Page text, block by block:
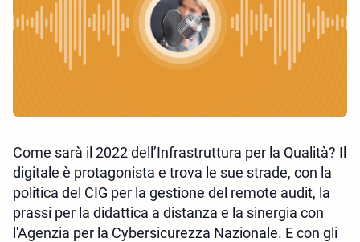
Come sarà il 2022 dell’Infrastruttura per la Qualità? Il
digitale è protagonista e trova le sue strade, con la
politica del CIG per la gestione del remote audit, la
prassi per la didattica a distanza e la sinergia con
l'Agenzia per la Cybersicurezza Nazionale. E con gli